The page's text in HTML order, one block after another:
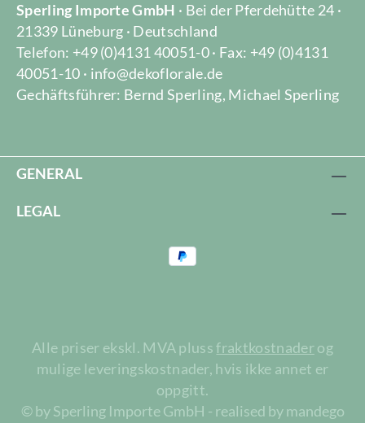
Sperling Importe GmbH · Bei der Pferdehütte 24 ·
21339 Lüneburg · Deutschland
Telefon: +49 (0)4131 40051-0 · Fax: +49 (0)4131
40051-10 · info@dekoflorale.de
Gechäftsführer: Bernd Sperling, Michael Sperling
GENERAL
LEGAL
Alle priser ekskl. MVA plussfraktkostnaderog
mulige leveringskostnader, hvis ikke annet er
oppgitt.
© by Sperling Importe GmbH - realised by mandego